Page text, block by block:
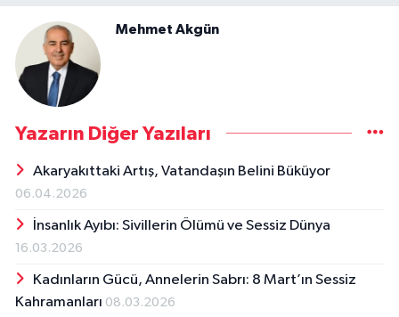
Mehmet Akgün
Yazarın Diğer Yazıları
Akaryakıttaki Artış, Vatandaşın Belini Büküyor
06.04.2026
İnsanlık Ayıbı: Sivillerin Ölümü ve Sessiz Dünya
16.03.2026
Kadınların Gücü, Annelerin Sabrı: 8 Mart’ın Sessiz
Kahramanları 08.03.2026